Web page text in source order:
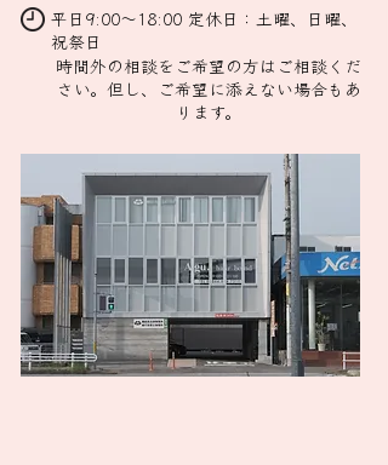
平日9:00〜18:00 定休日：土曜、日曜、
祝祭日
時間外の相談をご希望の方はご相談くだ
さい。但し、ご希望に添えない場合もあ
ります。